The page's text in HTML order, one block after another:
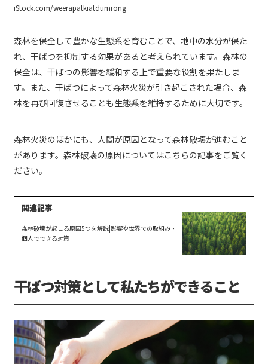
iStock.com/weerapatkiatdumrong
森林を保全して豊かな生態系を育むことで、地中の水分が保た
れ、干ばつを抑制する効果があると考えられています。森林の
保全は、干ばつの影響を緩和する上で重要な役割を果たしま
す。また、干ばつによって森林火災が引き起こされた場合、森
林を再び回復させることも生態系を維持するために大切です。
森林火災のほかにも、人間が原因となって森林破壊が進むこと
があります。森林破壊の原因についてはこちらの記事をご覧く
ださい。
森林破壊が起こる原因5つを解説|影響や世界での取組み・
個人でできる対策
干ばつ対策として私たちができること